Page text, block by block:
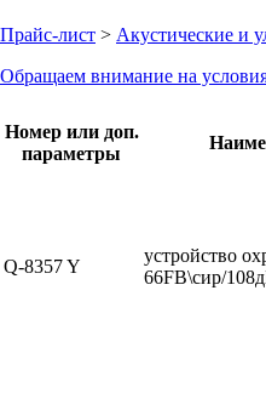
Прайс-лист > Акустические и
Обращаем внимание на
Номер или доп.
параметры
Q-8357 Y
устройство
66FB\сир/